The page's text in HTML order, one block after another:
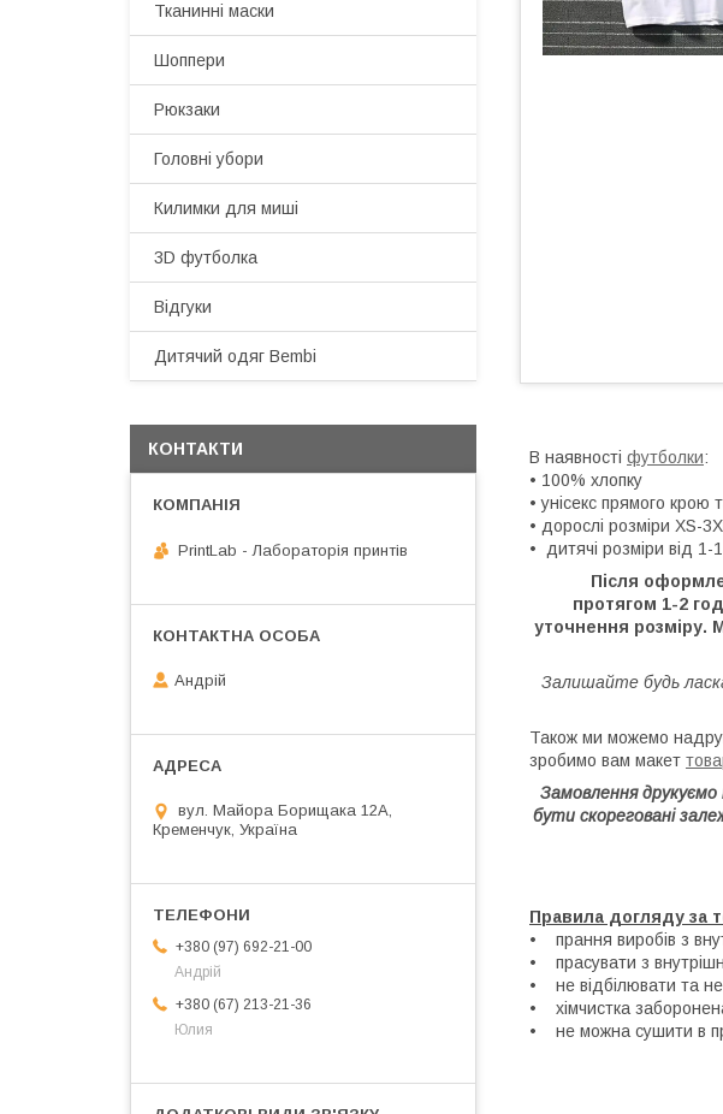
В наявності футболки:
• 100% хлопку
• унісекс прямого крою
• дорослі розміри XS-
• дитячі розміри від 1-
Після
протягом 1-2
уточнення розміру.
Залишайте будь
Також ми можемо
зробимо вам макет
Замовлення друкуємо
бути скореговані
Правила догляду за
• прання виробів з
• прасувати з
• не відбілювати та не
• хімчистка
• не можна сушити в
Тканинні маски
Шоппери
Рюкзаки
Головні убори
Килимки для миші
3D футболка
Відгуки
Дитячий одяг Bembi
КОНТАКТИ
PrintLab - Лабораторія принтів
Андрій
вул. Майора Борищака 12А,
Кременчук, Україна
+380 (97) 692-21-00
Андрій
+380 (67) 213-21-36
Юлия